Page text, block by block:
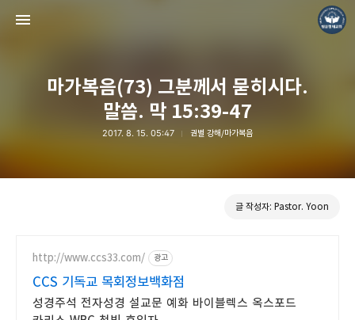
마가복음(73) 그분께서 묻히시다.
말씀. 막 15:39-47
2017. 8. 15. 05:47 권별 강해/마가복음
글 작성자: Pastor. Yoon
http://www.ccs33.com/ 광고
CCS 기독교 목회정보백화점
성경주석 전자성경 설교문 예화 바이블렉스 옥스포드
❏말씀침례교회 ❏AV1611.net ❏Peter Yoon